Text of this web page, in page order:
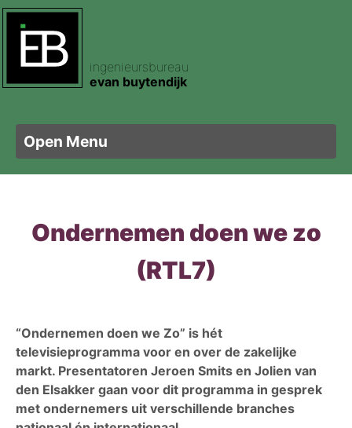
ingenieursbureau
evan buytendijk
Open Menu
certificering
certificering
Hout
Ondernemen doen we zo
(RTL7)
“Ondernemen doen we Zo” is hét
televisieprogramma voor en over de zakelijke
markt. Presentatoren Jeroen Smits en Jolien van
den Elsakker gaan voor dit programma in gesprek
met ondernemers uit verschillende branches